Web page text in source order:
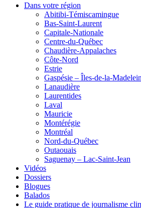
Dans votre région
Abitibi-Témiscamingue
Bas-Saint-Laurent
Capitale-Nationale
Centre-du-Québec
Chaudière-Appalaches
Côte-Nord
Estrie
Gaspésie – Îles-de-la-
Lanaudière
Laurentides
Laval
Mauricie
Montérégie
Montréal
Nord-du-Québec
Outaouais
Saguenay – Lac-Saint-Jean
Vidéos
Dossiers
Blogues
Balados
Le guide pratique de journalisme